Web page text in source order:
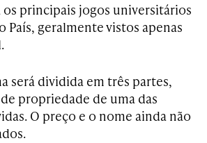
os principais jogos universitários
País, geralmente vistos apenas
será dividida em três partes,
propriedade de uma das
O preço e o nome ainda não